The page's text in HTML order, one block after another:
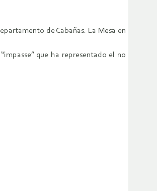
de Cabañas. La Mesa en
que ha representado el no